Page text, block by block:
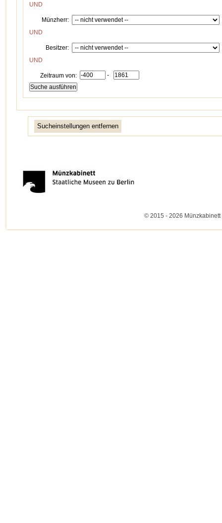
UND
Münzherr:
UND
Besitzer:
UND
Zeitraum von: -
Sucheinstellungen entfernen
© 2015 - 2026